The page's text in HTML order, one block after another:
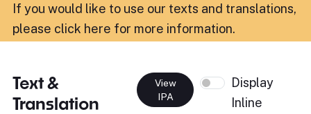
If you would like to use our texts and translations,
please click here for more information.
Text &
Translation
View
IPA
Display
Inline